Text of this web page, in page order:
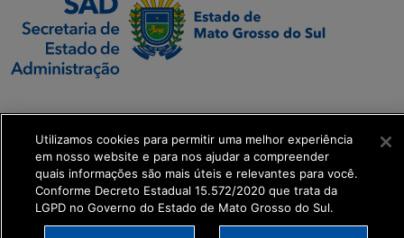
Transformação Digital
get_footer();
Utilizamos cookies para permitir uma melhor experiência
em nosso website e para nos ajudar a compreender
quais informações são mais úteis e relevantes para você.
Conforme Decreto Estadual 15.572/2020 que trata da
LGPD no Governo do Estado de Mato Grosso do Sul.